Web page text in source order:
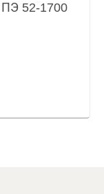
52-1700